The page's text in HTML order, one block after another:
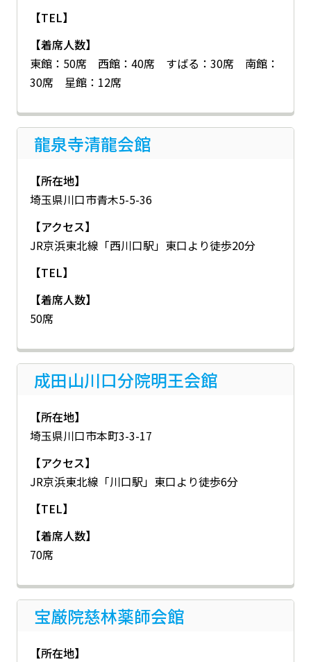
【TEL】
【着席人数】
東館：50席 西館：40席 すばる：30席 南館：
30席 星館：12席
龍泉寺清龍会館
【所在地】
埼玉県川口市青木5-5-36
【アクセス】
JR京浜東北線「西川口駅」東口より徒歩20分
【TEL】
【着席人数】
50席
成田山川口分院明王会館
【所在地】
埼玉県川口市本町3-3-17
【アクセス】
JR京浜東北線「川口駅」東口より徒歩6分
【TEL】
【着席人数】
70席
宝厳院慈林薬師会館
【所在地】